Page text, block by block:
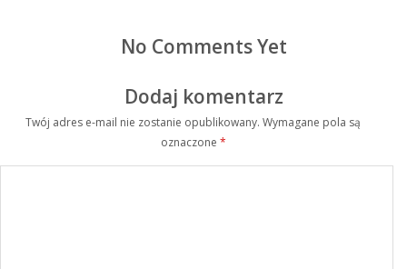
No Comments Yet
Dodaj komentarz
Twój adres e-mail nie zostanie opublikowany. Wymagane pola są
oznaczone *